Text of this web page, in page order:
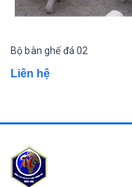
Bộ bàn ghế đá 02
Liên hệ